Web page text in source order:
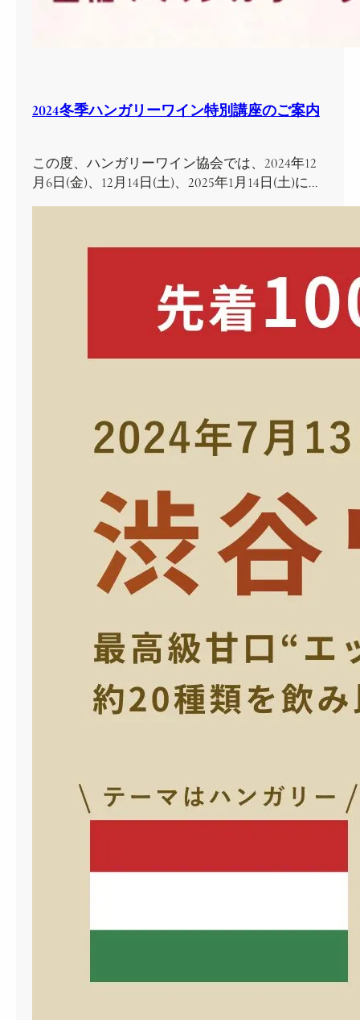
2024冬季ハンガリーワイン特別講座のご案内
この度、ハンガリーワイン協会では、2024年12
月6日(金)、12月14日(土)、2025年1月14日(土)に…